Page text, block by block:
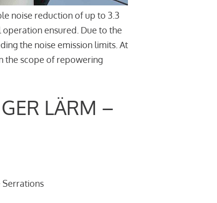
noise reduction of up to 3.3
ensured. Due to the
the noise emission limits. At
the scope of repowering
LÄRM –